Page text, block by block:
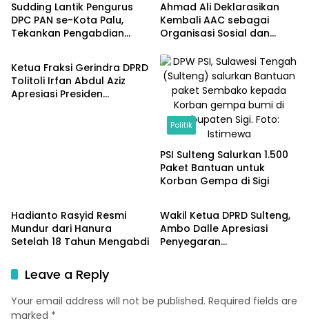
Sudding Lantik Pengurus
DPC PAN se-Kota Palu,
Tekankan Pengabdian
Ahmad Ali Deklarasikan
Kembali AAC sebagai
Organisasi Sosial dan
Politik
Ketua Fraksi Gerindra DPRD
Tolitoli Irfan Abdul Aziz
Apresiasi Presiden
Politik
PSI Sulteng Salurkan 1.500
Paket Bantuan untuk
Korban Gempa di Sigi
Hadianto Rasyid Resmi
Mundur dari Hanura
Setelah 18 Tahun Mengabdi
Politik
Wakil Ketua DPRD Sulteng,
Ambo Dalle Apresiasi
Penyegaran
Leave a Reply
Your email address will not be published. Required fields are
marked *